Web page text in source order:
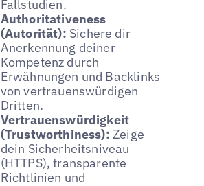
Fallstudien.
Authoritativeness
(Autorität): Sichere dir
Anerkennung deiner
Kompetenz durch
Erwähnungen und Backlinks
von vertrauenswürdigen
Dritten.
Vertrauenswürdigkeit
(Trustworthiness): Zeige
dein Sicherheitsniveau
(HTTPS), transparente
Richtlinien und